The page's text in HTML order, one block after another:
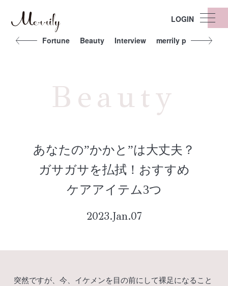
Other Fortune Beauty Interview merrily people
LOGIN
Beauty
あなたの”かかと”は大丈夫？
ガサガサを払拭！おすすめ
ケアアイテム3つ
2023.Jan.07
突然ですが、今、イケメンを目の前にして裸足になること